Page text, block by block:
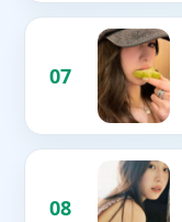
07
08